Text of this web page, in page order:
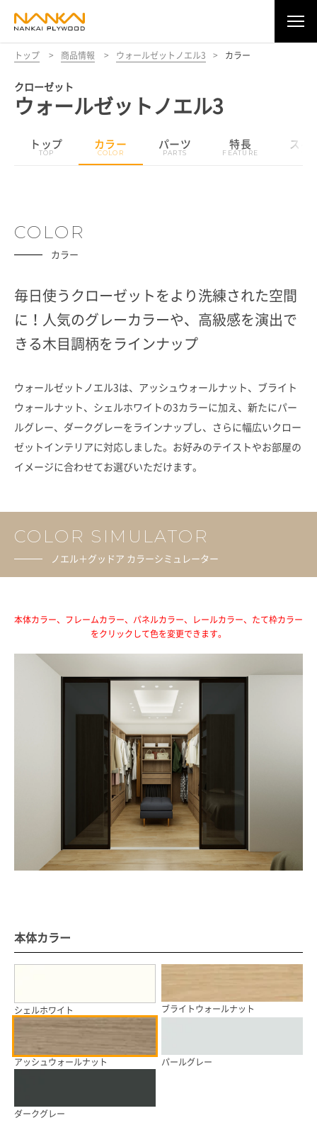
トップ > 商品情報 > ウォールゼットノエル3 > カラー
クローゼット
ウォールゼットノエル3
トップ カラー パーツ 特長 スペ
COLOR
カラー
毎日使うクローゼットをより洗練された空間
に！人気のグレーカラーや、高級感を演出で
きる木目調柄をラインナップ
ウォールゼットノエル3は、アッシュウォールナット、ブライト
ウォールナット、シェルホワイトの3カラーに加え、 新たにパー
ルグレー、ダークグレーをラインナップし、さらに幅広いクロー
ゼットインテリアに対応しました。 お好みのテイストやお部屋の
イメージに合わせてお選びいただけます。
COLOR SIMULATOR
ノエル＋グッドア カラーシミュレーター
本体カラー、フレームカラー、パネルカラー、レールカラー、たて枠カラー
をクリックして色を変更できます。
本体カラー
シェルホワイト ブライトウォールナット
アッシュウォールナット パールグレー
ダークグレー